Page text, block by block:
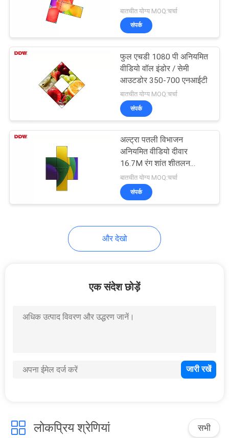
बातचीत योग्य MOQ:चर्चा
संपर्क
फुल एचडी 1080 पी अनियमित
वीडियो वॉल इंडोर / सेमी
आउटडोर 350-700 एनआईटी
बातचीत योग्य MOQ:चर्चा
संपर्क
अल्ट्रा पतली विभाजन
अनियमित वीडियो दीवार
16.7M रंग शांत शीतलन
प्रशंसक
बातचीत योग्य MOQ:चर्चा
संपर्क
और देखो
एक संदेश छोड़ें
लोकप्रिय श्रेणियां सभी